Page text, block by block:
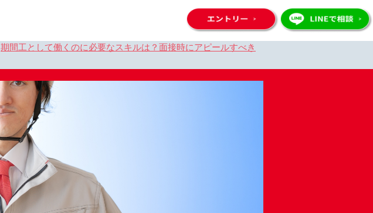
期間工として働くのに必要なスキルは？面接時にアピールすべき